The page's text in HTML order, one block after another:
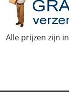
Alle prijzen zijn